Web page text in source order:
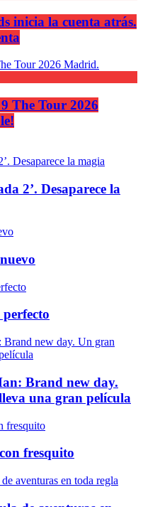
inicia la cuenta atrás.
The Tour 2026
2’. Desaparece la
perfecto
Brand new day.
una gran película
fresquito